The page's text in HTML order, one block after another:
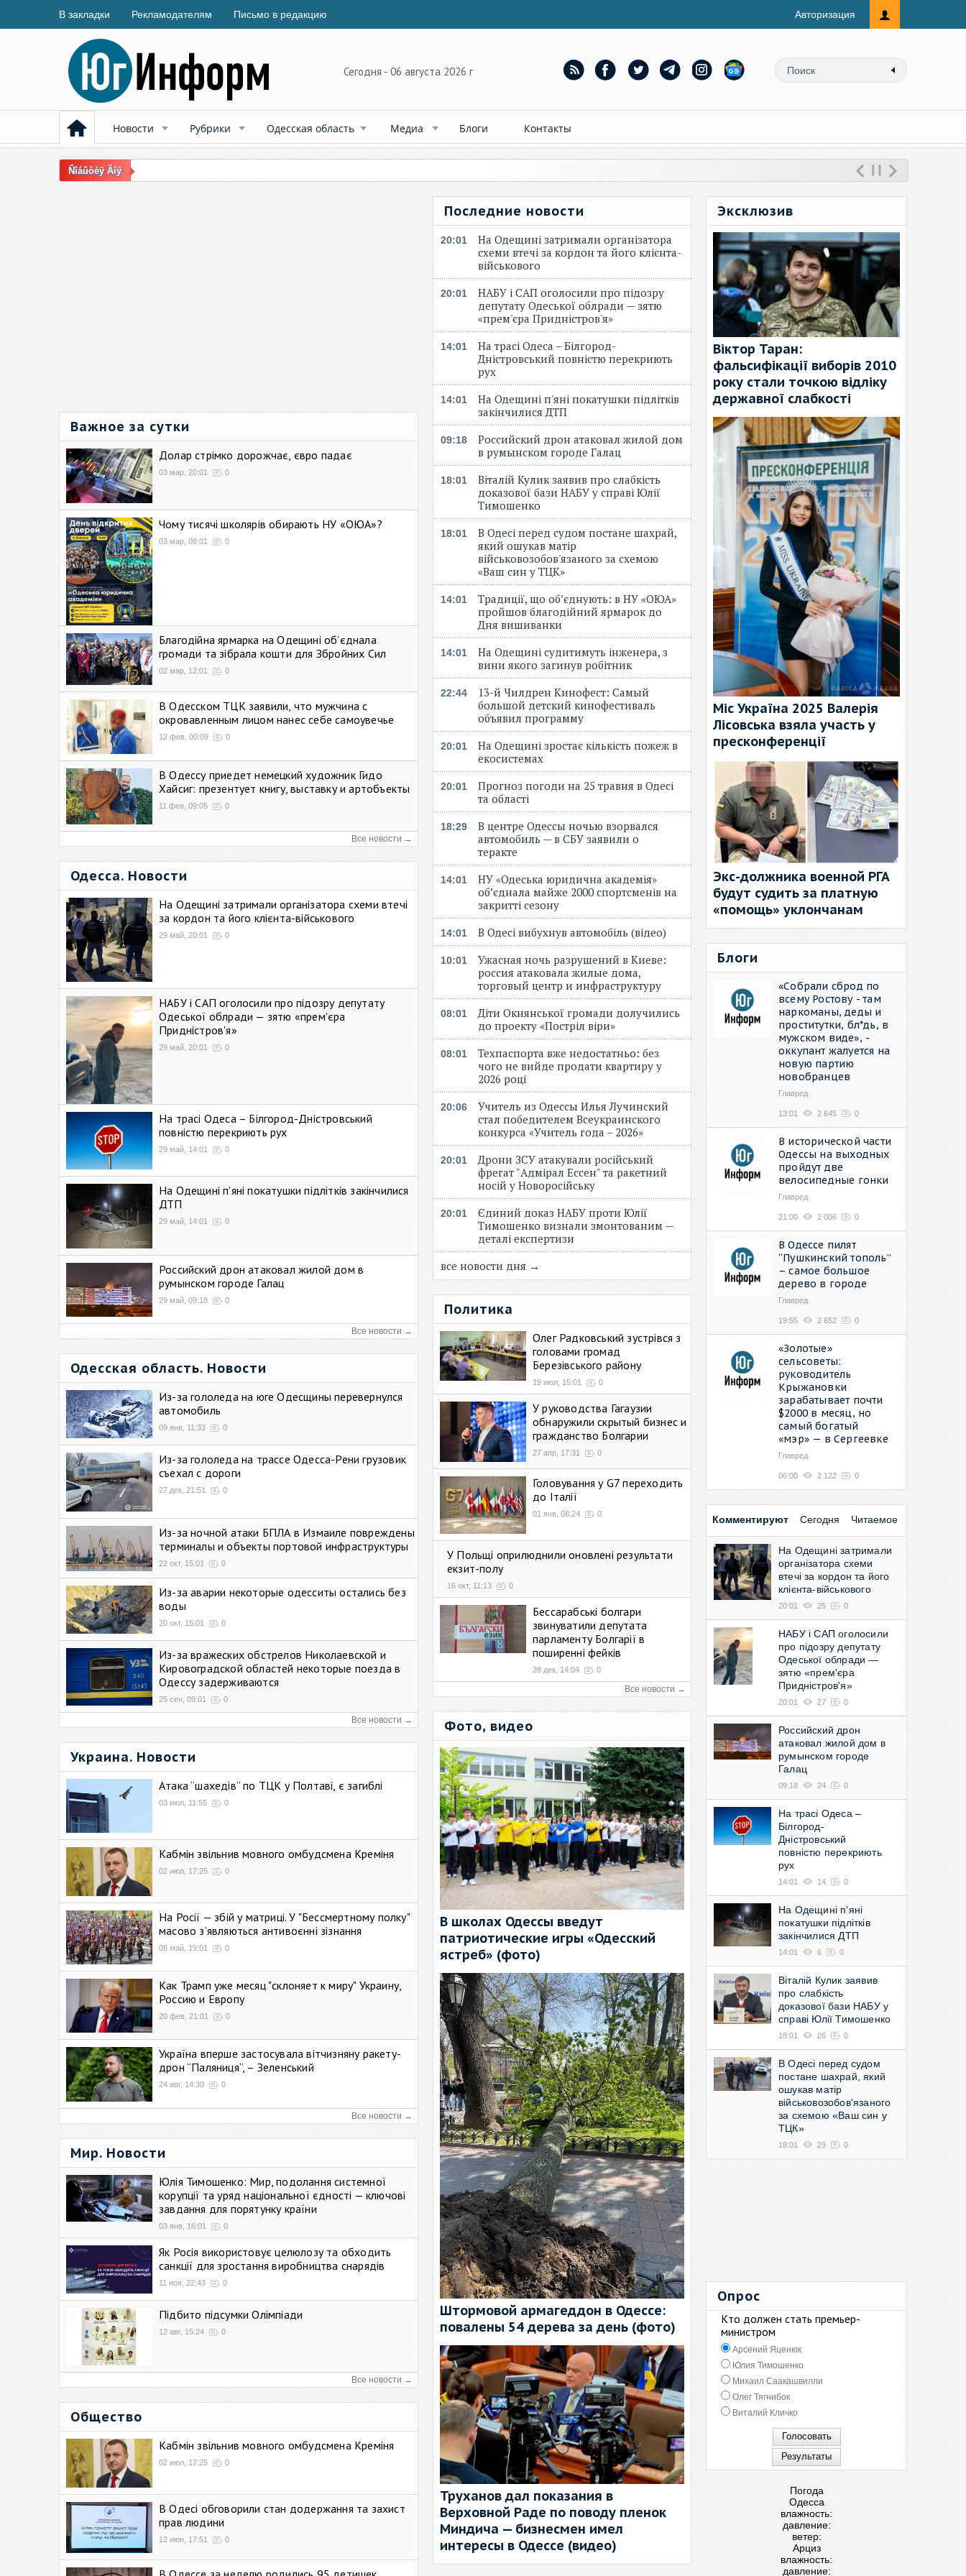
В закладки Рекламодателям Письмо в редакцию Авторизация
Сегодня - 06 августа 2026 г
Новости Рубрики Одесская область Медиа Блоги Контакты
Ñîáûòèÿ Äíÿ
Важное за сутки
Долар стрімко дорожчає, євро падає
03 мар, 20:01 0
Чому тисячі школярів обирають НУ «ОЮА»?
03 мар, 08:01 0
Благодійна ярмарка на Одещині об’єднала
громади та зібрала кошти для Збройних Сил
02 мар, 12:01 0
В Одесском ТЦК заявили, что мужчина с
окровавленным лицом нанес себе самоувечье
12 фев, 00:09 0
В Одессу приедет немецкий художник Гидо
Хайсиг: презентует книгу, выставку и артобъекты
11 фев, 09:05 0
Все новости →
Одесса. Новости
На Одещині затримали організатора схеми втечі
за кордон та його клієнта-військового
29 май, 20:01 0
НАБУ і САП оголосили про підозру депутату
Одеської облради — зятю «прем'єра
Придністров'я»
29 май, 20:01 0
На трасі Одеса – Білгород-Дністровський
повністю перекриють рух
29 май, 14:01 0
На Одещині п'яні покатушки підлітків закінчилися
ДТП
29 май, 14:01 0
Российский дрон атаковал жилой дом в
румынском городе Галац
29 май, 09:18 0
Все новости →
Одесская область. Новости
Из-за гололеда на юге Одесщины перевернулся
автомобиль
09 янв, 11:33 0
Из-за гололеда на трассе Одесса-Рени грузовик
съехал с дороги
27 дек, 21:51 0
Из-за ночной атаки БПЛА в Измаиле повреждены
терминалы и объекты портовой инфраструктуры
22 окт, 15:01 0
Из-за аварии некоторые одесситы остались без
воды
20 окт, 15:01 0
Из-за вражеских обстрелов Николаевской и
Кировоградской областей некоторые поезда в
Одессу задерживаются
25 сен, 09:01 0
Все новости →
Украина. Новости
Атака “шахедів” по ТЦК у Полтаві, є загиблі
03 июл, 11:55 0
Кабмін звільнив мовного омбудсмена Креміня
02 июл, 17:25 0
На Росії — збій у матриці. У "Бессмертному полку"
масово зʼявляються антивоєнні зізнання
08 май, 19:01 0
Как Трамп уже месяц "склоняет к миру" Украину,
Россию и Европу
20 фев, 21:01 0
Україна вперше застосувала вітчизняну ракету-
дрон “Паляниця”, – Зеленський
24 авг, 14:30 0
Все новости →
Мир. Новости
Юлія Тимошенко: Мир, подолання системної
корупції та уряд національної єдності — ключові
завдання для порятунку країни
03 янв, 16:01 0
Як Росія використовує целюлозу та обходить
санкції для зростання виробництва снарядів
11 ноя, 22:43 0
Підбито підсумки Олімпіади
12 авг, 15:24 0
Все новости →
Общество
Кабмін звільнив мовного омбудсмена Креміня
02 июл, 17:25 0
В Одесі обговорили стан додержання та захист
прав людини
12 июн, 17:51 0
Последние новости
20:01
На Одещині затримали організатора
схеми втечі за кордон та його клієнта-
військового
20:01
НАБУ і САП оголосили про підозру
депутату Одеської облради — зятю
«прем'єра Придністров'я»
14:01
На трасі Одеса – Білгород-
Дністровський повністю перекриють
рух
14:01
На Одещині п'яні покатушки підлітків
закінчилися ДТП
09:18
Российский дрон атаковал жилой дом
в румынском городе Галац
18:01
Віталій Кулик заявив про слабкість
доказової бази НАБУ у справі Юлії
Тимошенко
18:01
В Одесі перед судом постане шахрай,
який ошукав матір
військовозобов'язаного за схемою
«Ваш син у ТЦК»
14:01
Традиції, що об’єднують: в НУ «ОЮА»
пройшов благодійний ярмарок до
Дня вишиванки
14:01
На Одещині судитимуть інженера, з
вини якого загинув робітник
22:44
13-й Чилдрен Кинофест: Самый
большой детский кинофестиваль
объявил программу
20:01
На Одещині зростає кількість пожеж в
екосистемах
20:01
Прогноз погоди на 25 травня в Одесі
та області
18:29
В центре Одессы ночью взорвался
автомобиль — в СБУ заявили о
теракте
14:01
НУ «Одеська юридична академія»
об’єднала майже 2000 спортсменів на
закритті сезону
14:01 В Одесі вибухнув автомобіль (відео)
10:01
Ужасная ночь разрушений в Киеве:
россия атаковала жилые дома,
торговый центр и инфраструктуру
08:01
Діти Окнянської громади долучились
до проекту «Постріл віри»
08:01
Техпаспорта вже недостатньо: без
чого не вийде продати квартиру у
2026 році
20:06
Учитель из Одессы Илья Лучинский
стал победителем Всеукраинского
конкурса «Учитель года – 2026»
20:01
Дрони ЗСУ атакували російський
фрегат "Адмірал Ессен" та ракетний
носій у Новоросійську
20:01
Єдиний доказ НАБУ проти Юлії
Тимошенко визнали змонтованим —
деталі експертизи
все новости дня →
Политика
Олег Радковський зустрівся з
головами громад
Березівського району
19 июл, 15:01 0
У руководства Гагаузии
обнаружили скрытый бизнес и
гражданство Болгарии
27 апр, 17:31 0
Головування у G7 переходить
до Італії
01 янв, 08:24 0
У Польщі оприлюднили оновлені результати
екзит-полу
16 окт, 11:13 0
Бессарабські болгари
звинуватили депутата
парламенту Болгарії в
поширенні фейків
28 дек, 14:04 0
Все новости →
Фото, видео
В школах Одессы введут
патриотические игры «Одесский
ястреб» (фото)
Штормовой армагеддон в Одессе:
повалены 54 дерева за день (фото)
Труханов дал показания в
Верховной Раде по поводу пленок
Миндича — бизнесмен имел
интересы в Одессе (видео)
Эксклюзив
Віктор Таран:
фальсифікації виборів 2010
року стали точкою відліку
державної слабкості
Міс Україна 2025 Валерія
Лісовська взяла участь у
пресконференції
Экс-должника военной РГА
будут судить за платную
«помощь» уклончанам
Блоги
«Собрали сброд по
всему Ростову - там
наркоманы, деды и
проститутки, бл*дь, в
мужском виде», -
оккупант жалуется на
новую партию
новобранцев
Главред
13:01 2 645 0
В исторической части
Одессы на выходных
пройдут две
велосипедные гонки
Главред
21:00 2 006 0
В Одессе пилят
“Пушкинский тополь”
– самое большое
дерево в городе
Главред
19:55 2 652 0
«Золотые»
сельсоветы:
руководитель
Крыжановки
зарабатывает почти
$2000 в месяц, но
самый богатый
«мэр» — в Сергеевке
Главред
06:00 2 122 0
Комментируют Сегодня Читаемое
На Одещині затримали
організатора схеми
втечі за кордон та його
клієнта-військового
20:01 25 0
НАБУ і САП оголосили
про підозру депутату
Одеської облради —
зятю «прем'єра
Придністров'я»
20:01 27 0
Российский дрон
атаковал жилой дом в
румынском городе
Галац
09:18 24 0
На трасі Одеса –
Білгород-
Дністровський
повністю перекриють
рух
14:01 14 0
На Одещині п'яні
покатушки підлітків
закінчилися ДТП
14:01 6 0
Віталій Кулик заявив
про слабкість
доказової бази НАБУ у
справі Юлії Тимошенко
18:01 26 0
В Одесі перед судом
постане шахрай, який
ошукав матір
військовозобов'язаного
за схемою «Ваш син у
ТЦК»
18:01 29 0
Опрос
Кто должен стать премьер-
министром
Арсений Яценюк
Юлия Тимошенко
Михаил Саакашвилли
Олег Тягнибок
Виталий Кличко
Погода
Одесса
влажность:
давление:
ветер:
Арциз
влажность:
давление: